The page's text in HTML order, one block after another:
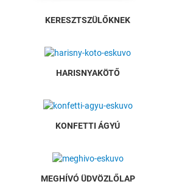
KERESZTSZÜLŐKNEK
HARISNYAKÖTŐ
KONFETTI ÁGYÚ
MEGHÍVÓ ÜDVÖZLŐLAP